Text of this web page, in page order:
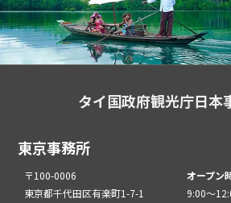
タイ国政府観光庁日本
東京事務所
〒100-0006
東京都千代田区有楽町1-7-1
オープン
9:00～